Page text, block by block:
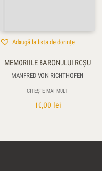
Adaugă la lista de dorințe
MEMORIILE BARONULUI ROŞU
MANFRED VON RICHTHOFEN
CITEȘTE MAI MULT
10,00 lei